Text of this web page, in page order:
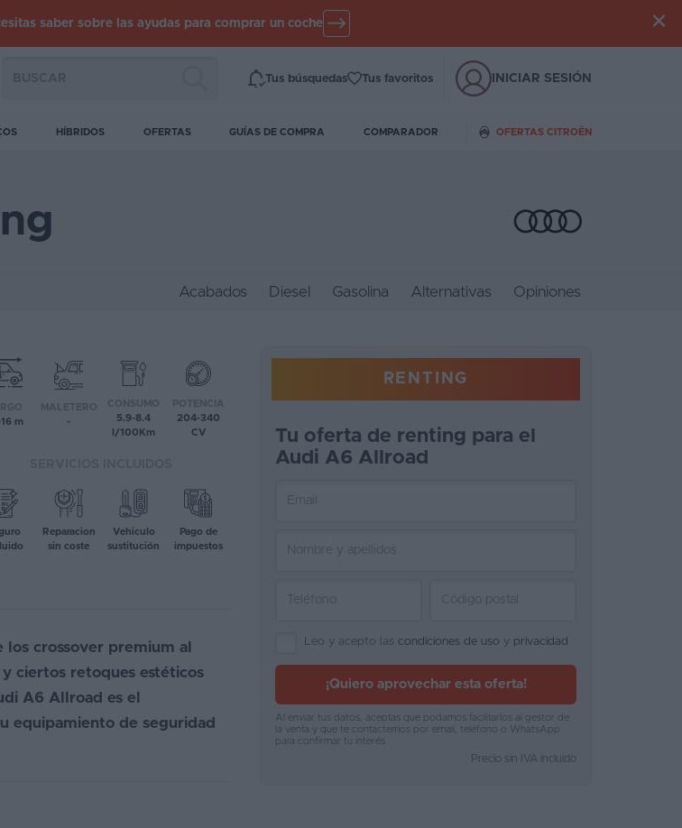
saber sobre las ayudas para comprar un coche
Tus búsquedas Tus favoritos INICIAR SESIÓN
HÍBRIDOS OFERTAS GUÍAS DE COMPRA COMPARADOR OFERTAS CITROËN
Acabados Diesel Gasolina Alternativas Opiniones
m
MALETERO
-
CONSUMO
5.9-8.4
l/100Km
POTENCIA
204-340
CV
Reparacion
sin coste
Vehiculo
sustitución
Pago de
impuestos
RENTING
Tu oferta de renting para el
Audi A6 Allroad
Leo y acepto las condiciones de uso y privacidad
¡Quiero aprovechar esta oferta!
Al enviar tus datos, aceptas que podamos facilitarlos al gestor de
la venta y que te contactemos por email, teléfono o WhatsApp
para confirmar tu interés.
Precio sin IVA incluido
crossover premium al
ciertos retoques estéticos
A6 Allroad es el
equipamiento de seguridad